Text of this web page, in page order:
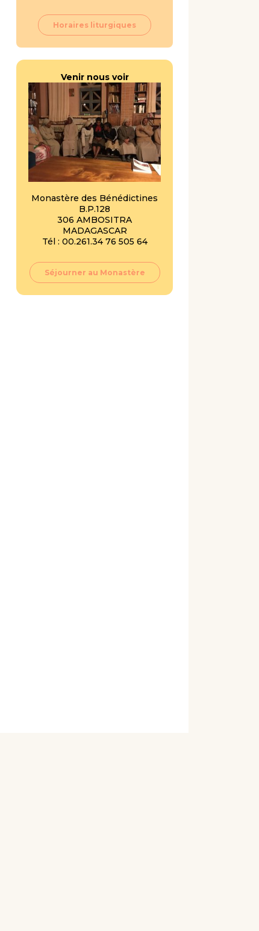
Horaires liturgiques
Venir nous voir
Monastère des Bénédictines
B.P.128
306 AMBOSITRA
MADAGASCAR
Tél : 00.261.34 76 505 64
Séjourner au Monastère